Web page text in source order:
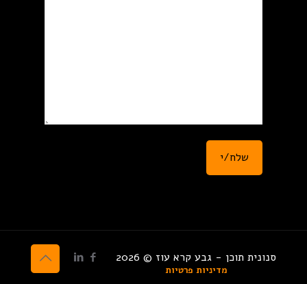
סנונית תוכן - גבע קרא עוז © 2026
מדיניות פרטיות